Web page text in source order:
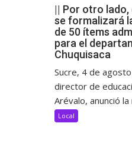
|| Por otro lado,
se formalizará
de 50 ítems
para el
Chuquisaca
Sucre, 4 de agosto
director de
Arévalo, anunció la
Local